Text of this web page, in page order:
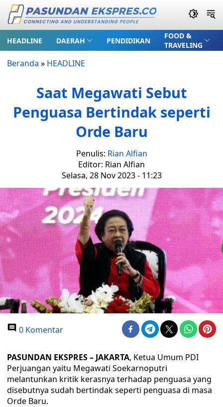
HEADLINE DAERAH PENDIDIKAN
FOOD &
TRAVELING
Beranda » HEADLINE
Saat Megawati Sebut
Penguasa Bertindak seperti
Orde Baru
Penulis: Rian Alfian
Editor: Rian Alfian
Selasa, 28 Nov 2023 - 11:23
0 Komentar
PASUNDAN EKSPRES – JAKARTA, Ketua Umum PDI
Perjuangan yaitu Megawati Soekarnoputri
melantunkan kritik kerasnya terhadap penguasa yang
disebutnya sudah bertindak seperti penguasa di masa
Orde Baru.